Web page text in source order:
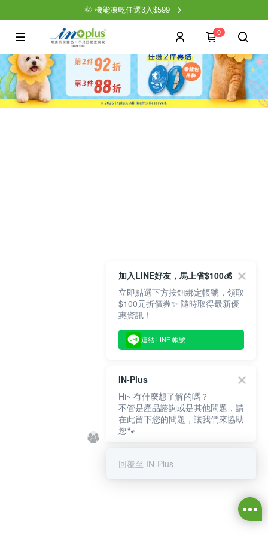
🌞 機能凍乾任選3入$599
0
加入LINE好友，馬上省$100💰
立即點選下方按鈕綁定帳號，領取
$100元折價券✨ 隨時取得最新優
惠資訊！
連結 LINE 帳號
IN-Plus
Hi~ 有什麼想了解的嗎？
不管是產品諮詢或是其他問題，請
在此留下您的問題，讓我們來協助
您🐾
回覆至 IN-Plus